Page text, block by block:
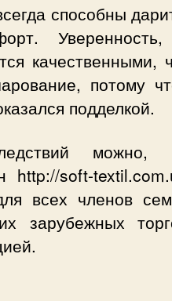
способны
качественными,
потому
подделкой.
можно,
http://soft-
всех членов
зарубежных